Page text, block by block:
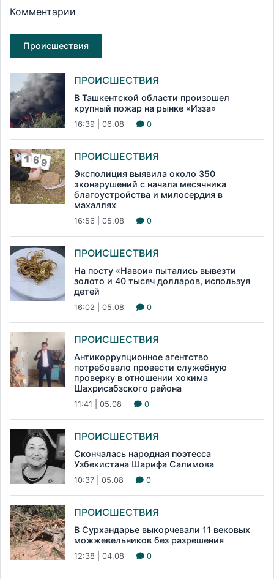
Комментарии
Происшествия
ПРОИСШЕСТВИЯ
В Ташкентской области произошел
крупный пожар на рынке «Изза»
16:39 | 06.08 0
ПРОИСШЕСТВИЯ
Эксполиция выявила около 350
эконарушений с начала месячника
благоустройства и милосердия в
махаллях
16:56 | 05.08 0
ПРОИСШЕСТВИЯ
На посту «Навои» пытались вывезти
золото и 40 тысяч долларов, используя
детей
16:02 | 05.08 0
ПРОИСШЕСТВИЯ
Антикоррупционное агентство
потребовало провести служебную
проверку в отношении хокима
Шахрисабзского района
11:41 | 05.08 0
ПРОИСШЕСТВИЯ
Скончалась народная поэтесса
Узбекистана Шарифа Салимова
10:37 | 05.08 0
ПРОИСШЕСТВИЯ
В Сурхандарье выкорчевали 11 вековых
можжевельников без разрешения
12:38 | 04.08 0